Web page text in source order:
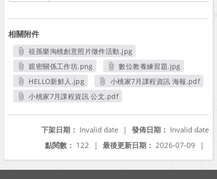
相關附件
祖孫樂淘桃創意照片徵件活動.jpg
另開新視窗
親密關係工作坊.png
另開新視窗
數位教養練習題.jpg
另開新視窗
HELLO新鮮人.jpg
另開新視窗
小桃家7月課程資訊 海報.pdf
小桃家7月課程資訊 公文.pdf
發佈日期： Invalid date
下架日期： Invalid date
|
最後更新日期： 2026-07-09 |
點閱數： 122 |